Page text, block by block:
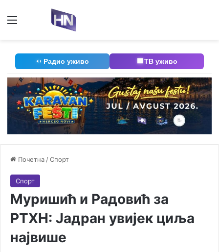
Радио уживо ТВ уживо
Почетна /Спорт
Спорт
Муришић и Радовић за
РТХН: Јадран увијек циља
највише